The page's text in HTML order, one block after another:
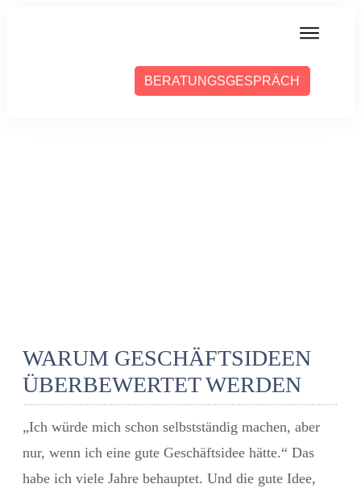
BERATUNGSGESPRÄCH
WARUM GESCHÄFTSIDEEN
ÜBERBEWERTET WERDEN
„Ich würde mich schon selbstständig machen, aber
nur, wenn ich eine gute Geschäftsidee hätte.“ Das
habe ich viele Jahre behauptet. Und die gute Idee,